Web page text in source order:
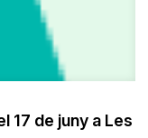
17 de juny a Les